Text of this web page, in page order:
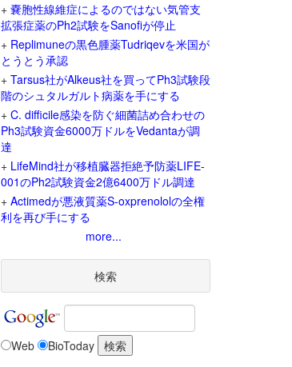
+ 嚢胞性線維症によるのではない気管支
拡張症薬のPh2試験をSanofiが停止
+ Replimuneの黒色腫薬Tudriqevを米国が
とうとう承認
+ Tarsus社がAlkeus社を買ってPh3試験段
階のシュタルガルト病薬を手にする
+ C. difficile感染を防ぐ細菌詰め合わせの
Ph3試験資金6000万ドルをVedantaが調
達
+ LifeMind社が移植臓器拒絶予防薬LIFE-
001のPh2試験資金2億6400万ドル調達
+ Actimedが悪液質薬S-oxprenololの全権
利を再び手にする
more...
検索
Web BioToday